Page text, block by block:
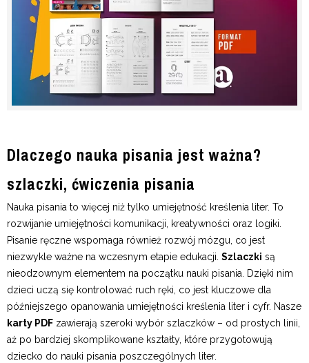
Dlaczego nauka pisania jest ważna?
szlaczki, ćwiczenia pisania
Nauka pisania to więcej niż tylko umiejętność kreślenia liter. To
rozwijanie umiejętności komunikacji, kreatywności oraz logiki.
Pisanie ręczne wspomaga również rozwój mózgu, co jest
niezwykle ważne na wczesnym etapie edukacji. Szlaczki są
nieodzownym elementem na początku nauki pisania. Dzięki nim
dzieci uczą się kontrolować ruch ręki, co jest kluczowe dla
późniejszego opanowania umiejętności kreślenia liter i cyfr. Nasze
karty PDF zawierają szeroki wybór szlaczków – od prostych linii,
aż po bardziej skomplikowane kształty, które przygotowują
dziecko do nauki pisania poszczególnych liter.